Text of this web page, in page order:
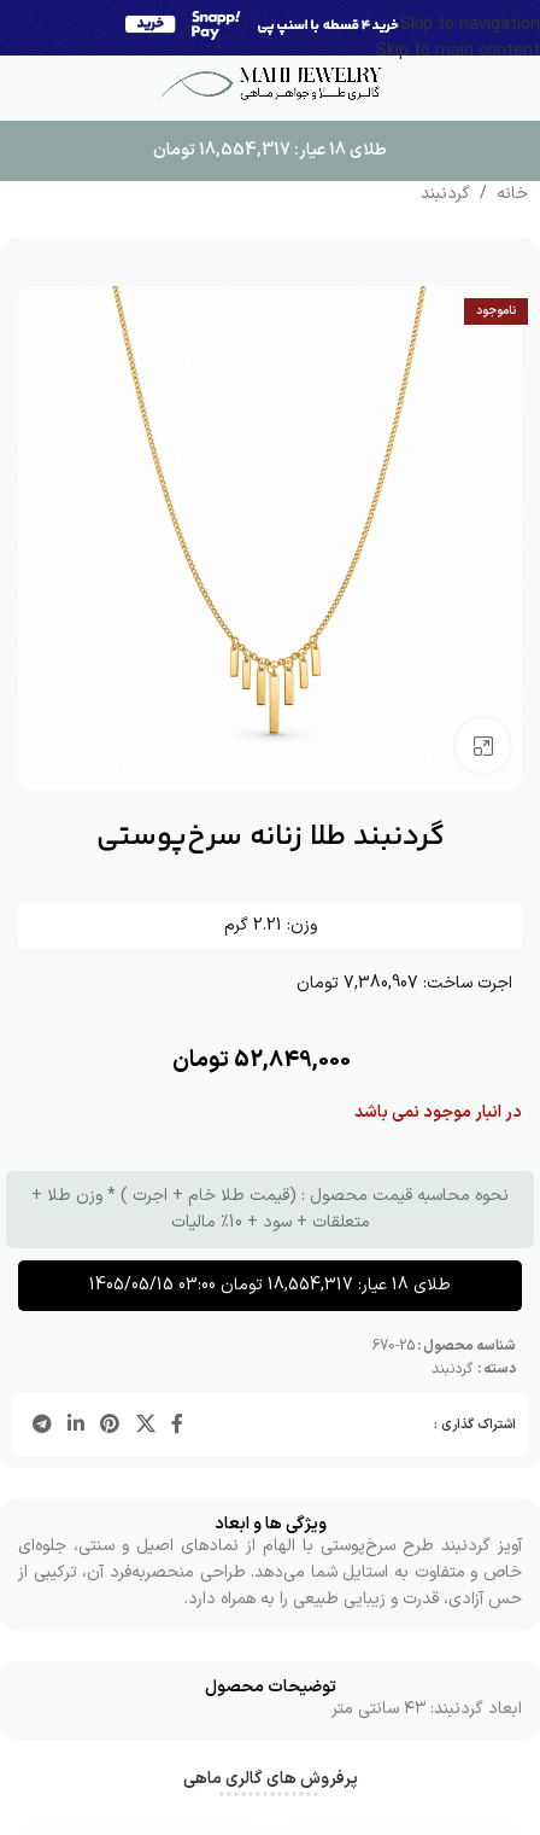
Skip to navigation
Skip to main content
طلای 18 عیار: 18,554,317 تومان
خانه / گردنبند
ناموجود
گردنبند طلا زنانه سرخ‌پوستی
وزن: 2.21 گرم
اجرت ساخت: 7,380,907 تومان
52,849,000تومان
در انبار موجود نمی باشد
نحوه محاسبه قیمت محصول : (قیمت طلا خام + اجرت ) * وزن طلا +
متعلقات + سود + 10٪ مالیات
طلای 18 عیار: 18,554,317تومان 1405/05/15 03:00
شناسه محصول :25-670
دسته : گردنبند
اشتراک گذاری :
ویژگی ها و ابعاد
آویز گردنبند طرح سرخ‌پوستی با الهام از نمادهای اصیل و سنتی، جلوه‌ای
خاص و متفاوت به استایل شما می‌دهد. طراحی منحصربه‌فرد آن، ترکیبی از
حس آزادی، قدرت و زیبایی طبیعی را به همراه دارد.
توضیحات محصول
ابعاد گردنبند: ۴۳ سانتی متر
پرفروش های گالری ماهی